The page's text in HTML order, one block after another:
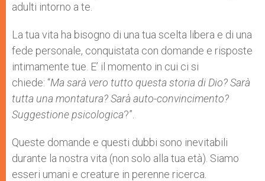
adulti intorno a te.
La tua vita ha bisogno di una tua scelta libera e di una
fede personale, conquistata con domande e risposte
intimamente tue. E’ il momento in cui ci si
chiede: “Ma sarà vero tutto questa storia di Dio? Sarà
tutta una montatura? Sarà auto-convincimento?
Suggestione psicologica?”.
Queste domande e questi dubbi sono inevitabili
durante la nostra vita (non solo alla tua età). Siamo
esseri umani e creature in perenne ricerca.